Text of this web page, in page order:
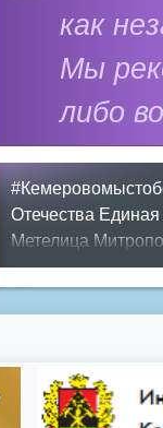
как
Мы
либо
Отечества
Метелица
Днем ЖКХ
Противопожарная
день города
цифровое
Показать все теги